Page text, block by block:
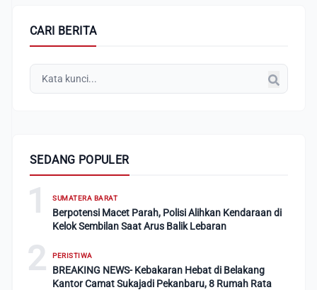
CARI BERITA
SEDANG POPULER
1 SUMATERA BARAT
Berpotensi Macet Parah, Polisi Alihkan Kendaraan di
Kelok Sembilan Saat Arus Balik Lebaran
2 PERISTIWA
BREAKING NEWS- Kebakaran Hebat di Belakang
Kantor Camat Sukajadi Pekanbaru, 8 Rumah Rata